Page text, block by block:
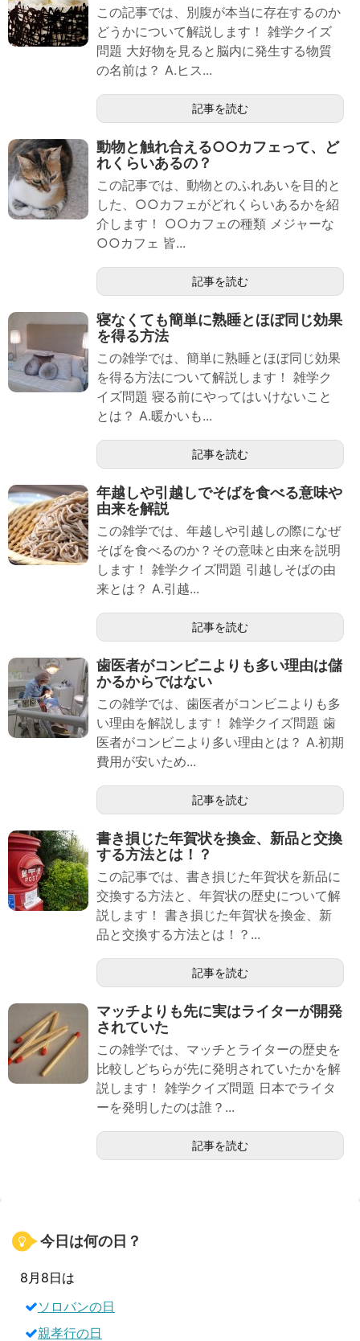
この記事では、別腹が本当に存在するのか
どうかについて解説します！ 雑学クイズ
問題 大好物を見ると脳内に発生する物質
の名前は？ A.ヒス...
記事を読む
動物と触れ合える○○カフェって、ど
れくらいあるの？
この記事では、動物とのふれあいを目的と
した、○○カフェがどれくらいあるかを紹
介します！ ○○カフェの種類 メジャーな
○○カフェ 皆...
記事を読む
寝なくても簡単に熟睡とほぼ同じ効果
を得る方法
この雑学では、簡単に熟睡とほぼ同じ効果
を得る方法について解説します！ 雑学ク
イズ問題 寝る前にやってはいけないこと
とは？ A.暖かいも...
記事を読む
年越しや引越しでそばを食べる意味や
由来を解説
この雑学では、年越しや引越しの際になぜ
そばを食べるのか？その意味と由来を説明
します！ 雑学クイズ問題 引越しそばの由
来とは？ A.引越...
記事を読む
歯医者がコンビニよりも多い理由は儲
かるからではない
この雑学では、歯医者がコンビニよりも多
い理由を解説します！ 雑学クイズ問題 歯
医者がコンビニより多い理由とは？ A.初期
費用が安いため...
記事を読む
書き損じた年賀状を換金、新品と交換
する方法とは！？
この記事では、書き損じた年賀状を新品に
交換する方法と、年賀状の歴史について解
説します！ 書き損じた年賀状を換金、新
品と交換する方法とは！？...
記事を読む
マッチよりも先に実はライターが開発
されていた
この雑学では、マッチとライターの歴史を
比較しどちらが先に発明されていたかを解
説します！ 雑学クイズ問題 日本でライタ
ーを発明したのは誰？...
記事を読む
今日は何の日？
8月8日は
ソロバンの日
親孝行の日